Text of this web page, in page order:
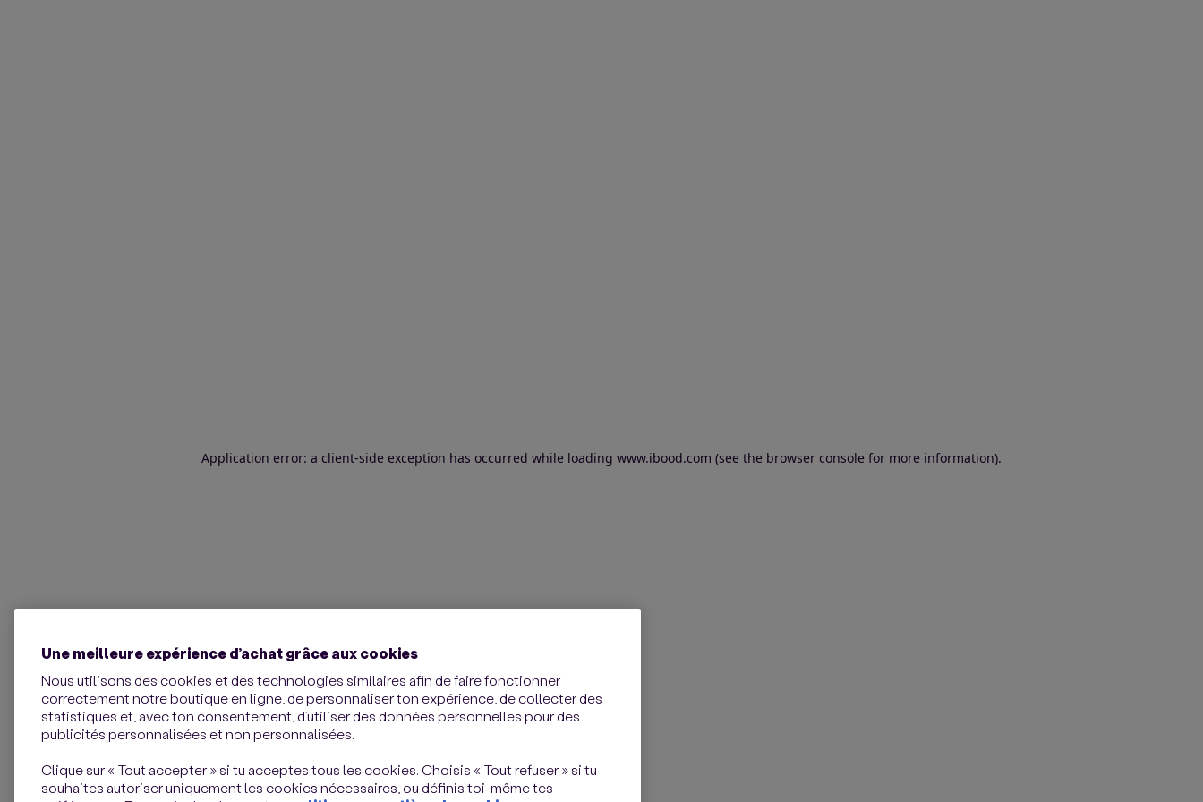
Application error: a client-side exception has occurred while loading www.ibood.com (see the browser console for more information).
Une meilleure expérience d’achat grâce aux cookies
Nous utilisons des cookies et des technologies similaires afin de faire fonctionner
correctement notre boutique en ligne, de personnaliser ton expérience, de collecter des
statistiques et, avec ton consentement, d’utiliser des données personnelles pour des
publicités personnalisées et non personnalisées.
Clique sur « Tout accepter » si tu acceptes tous les cookies. Choisis « Tout refuser » si tu
souhaites autoriser uniquement les cookies nécessaires, ou définis toi-même tes